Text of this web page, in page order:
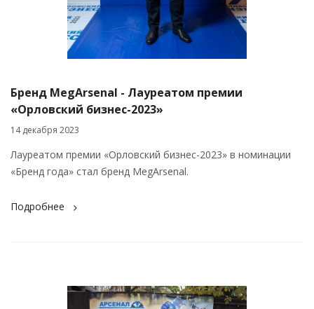
Бренд MegArsenal - Лауреатом премии
«Орловский бизнес-2023»
14 декабря 2023
Лауреатом премии «Орловский бизнес-2023» в номинации
«Бренд года» стал бренд MegArsenal.
Подробнее